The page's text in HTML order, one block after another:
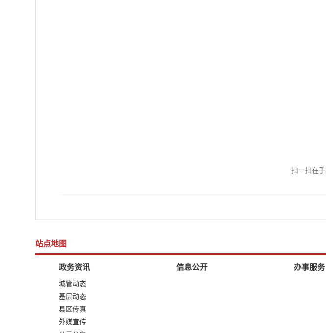
扫一扫在
站点地图
政务资讯
城管动态
基层动态
县区传真
外媒宣传
信息公开 办事服务